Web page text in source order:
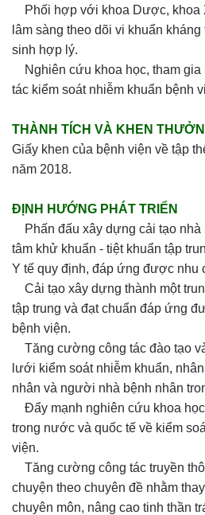
Phối hợp với khoa Dược, khoa
lâm sàng theo dõi vi khuẩn
sinh hợp lý.
Nghiên cứu khoa học, tham gia
tác kiểm soát nhiễm khuẩn bệnh
THÀNH TÍCH VÀ KHEN
Giấy khen của bệnh viện về tập
năm 2018.
ĐỊNH HƯỚNG PHÁT TRIỂN
Phấn đấu xây dựng cải tạo nhà
tâm khử khuẩn - tiệt khuẩn tập
Y tế quy định, đáp ứng được nhu
Cải tạo xây dựng thành một
tập trung và đạt chuẩn đáp ứng
bệnh viện.
Tăng cường công tác đào tạo
lưới kiểm soát nhiễm khuẩn,
nhân và người nhà bệnh nhân
Đẩy mạnh nghiên cứu khoa
trong nước và quốc tế về kiểm
viện.
Tăng cường công tác truyền
chuyện theo chuyên đề nhằm
chuyên môn, nâng cao tinh thần